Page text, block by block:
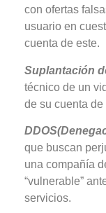
con ofertas
usuario en
cuenta de este.
Suplantación
técnico de un
de su cuenta
que buscan
una compañía
“vulnerable”
servicios.